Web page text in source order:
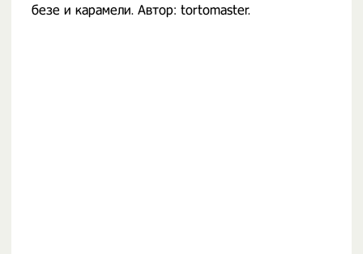
безе и карамели. Автор: tortomaster.